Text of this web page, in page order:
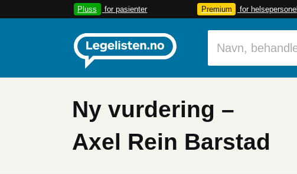
Pluss for pasienter Premium for helsepersonell
Ny vurdering –
Axel Rein Barstad